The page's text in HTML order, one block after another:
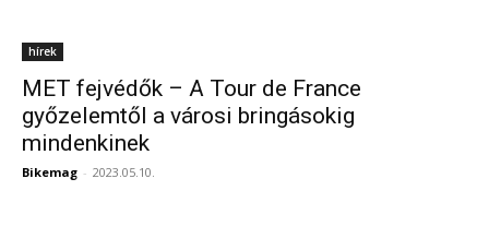
hírek
MET fejvédők – A Tour de France
győzelemtől a városi bringásokig
mindenkinek
Bikemag - 2023.05.10.